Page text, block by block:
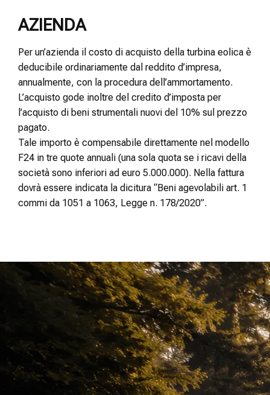
AZIENDA
Per un’azienda il costo di acquisto della turbina eolica è
deducibile ordinariamente dal reddito d’impresa,
annualmente, con la procedura dell’ammortamento.
L’acquisto gode inoltre del credito d’imposta per
l’acquisto di beni strumentali nuovi del 10% sul prezzo
pagato.
Tale importo è compensabile direttamente nel modello
F24 in tre quote annuali (una sola quota se i ricavi della
società sono inferiori ad euro 5.000.000). Nella fattura
dovrà essere indicata la dicitura “Beni agevolabili art. 1
commi da 1051 a 1063, Legge n. 178/2020”.